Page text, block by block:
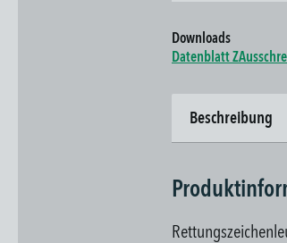
Downloads
Datenblatt Z
Beschreibung